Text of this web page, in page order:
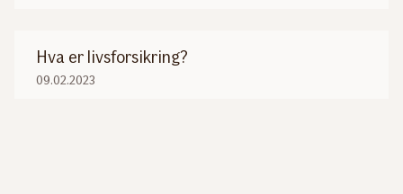
Hva er livsforsikring?
09.02.2023